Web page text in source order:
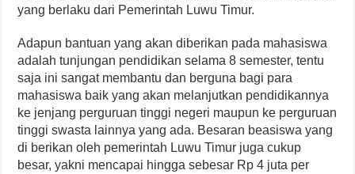
yang berlaku dari Pemerintah Luwu Timur.
Adapun bantuan yang akan diberikan pada mahasiswa
adalah tunjungan pendidikan selama 8 semester, tentu
saja ini sangat membantu dan berguna bagi para
mahasiswa baik yang akan melanjutkan pendidikannya
ke jenjang perguruan tinggi negeri maupun ke perguruan
tinggi swasta lainnya yang ada. Besaran beasiswa yang
di berikan oleh pemerintah Luwu Timur juga cukup
besar, yakni mencapai hingga sebesar Rp 4 juta per